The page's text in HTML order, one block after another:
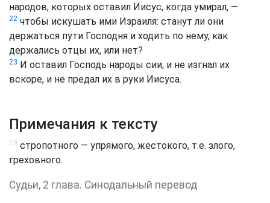
народов, которых оставил Иисус, когда умирал, —
22 чтобы искушать ими Израиля: станут ли они
держаться пути Господня и ходить по нему, как
держались отцы их, или нет?
23 И оставил Господь народы сии, и не изгнал их
вскоре, и не предал их в руки Иисуса.
Примечания к тексту
19 стропотного — упрямого, жестокого, т.е. злого,
греховного.
Судьи, 2 глава. Синодальный перевод